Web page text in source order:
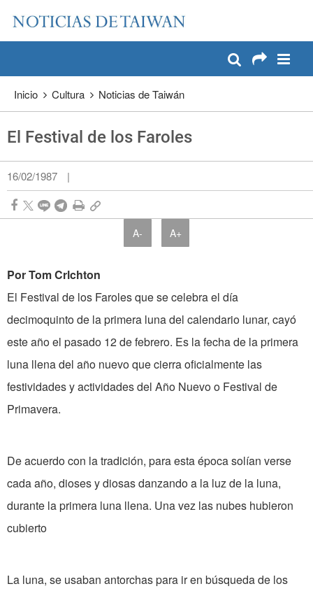
Pase a contenido principal
Inicio Cultura Noticias de Taiwán
El Festival de los Faroles
16/02/1987 |
A- A+
Por Tom Crlchton
El Festival de los Faroles que se celebra el día
decimoquinto de la primera luna del calendario lunar, cayó
este año el pasado 12 de febrero. Es la fecha de la primera
luna llena del año nuevo que cierra oficialmente las
festividades y actividades del Año Nuevo o Festival de
Primavera.
De acuerdo con la tradición, para esta época solían verse
cada año, dioses y diosas danzando a la luz de la luna,
durante la primera luna llena. Una vez las nubes hubieron
cubierto
La luna, se usaban antorchas para ir en búsqueda de los